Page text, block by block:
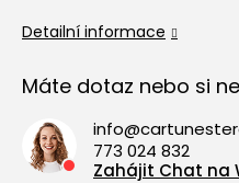
Detailní informace
Máte dotaz nebo si
773 024 832
Zahájit Chat na